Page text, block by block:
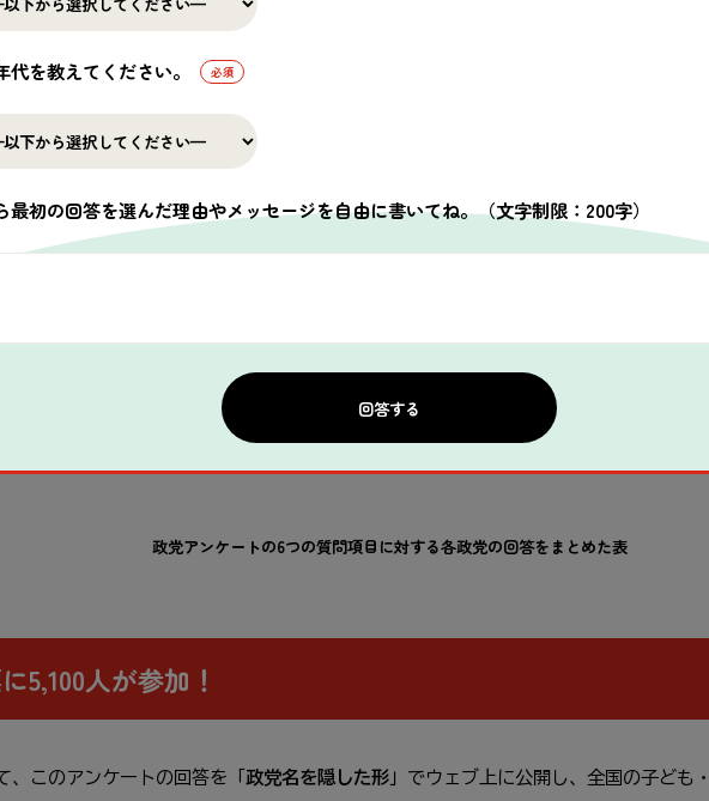
政党アンケートの6つの質問項目 に対する各政党の回答をまとめた表
に5,100人が参加 ！
、このアンケートの回答を「 政党名を隠した形」でウェブ上に公開 し、 全国の子ども
代を教えてください。
最初の回答を選んだ理由やメッセージを自由に書いてね。（文字制限：200字）